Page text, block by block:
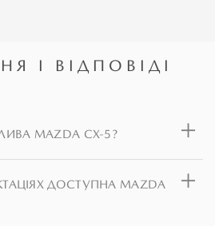
І ВІДПОВІДІ
MAZDA CX-5?
ДОСТУПНА MAZDA